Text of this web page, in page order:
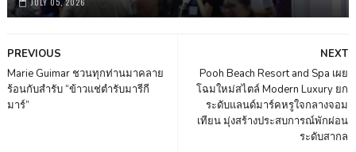
NEXT
Pooh Beach Resort and Spa เผย
โฉมใหม่สไตล์ Modern Luxury ยก
ระดับแลนด์มาร์คหรูใจกลางจอม
เทียน มุ่งสร้างประสบการณ์พักผ่อน
ระดับสากล
PREVIOUS
Marie Guimar ชวนทุกท่านมาคลาย
ร้อนกับสำรับ “ข้าวแช่ตำรับมารีกี
มาร์”